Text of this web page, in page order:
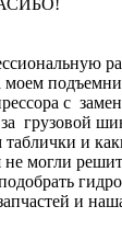
моем
с
грузовой
таблички и
не могли
и